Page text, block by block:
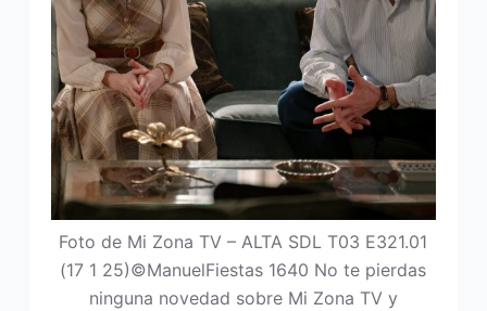
Foto de Mi Zona TV – ALTA SDL T03 E321.01
(17 1 25)©ManuelFiestas 1640 No te pierdas
ninguna novedad sobre Mi Zona TV y